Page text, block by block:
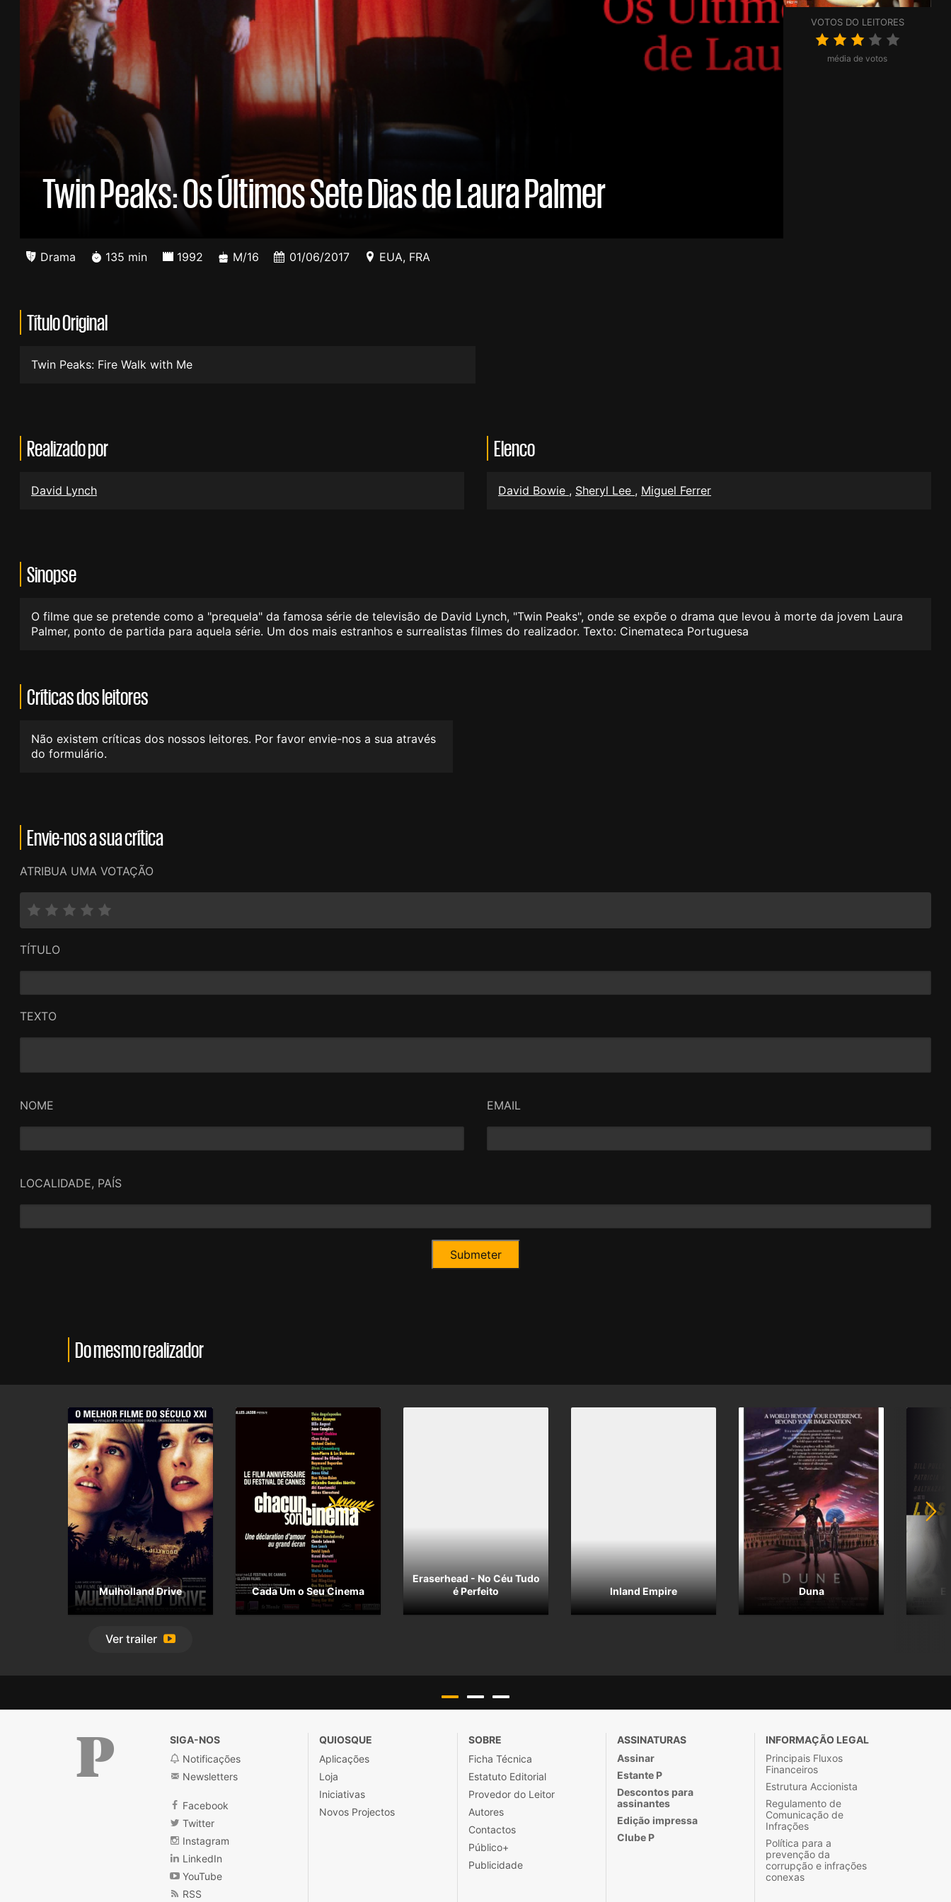
Twin Peaks: Os Últimos Sete Dias de Laura Palmer
VOTOS DO LEITORES
média de votos
Drama 135 min 1992 M/16 01/06/2017 EUA, FRA
Título Original
Twin Peaks: Fire Walk with Me
Realizado por
David Lynch
Elenco
David Bowie , Sheryl Lee , Miguel Ferrer
Sinopse
O filme que se pretende como a "prequela" da famosa série de televisão de David Lynch, "Twin Peaks", onde se expõe o drama que levou à morte da jovem Laura
Palmer, ponto de partida para aquela série. Um dos mais estranhos e surrealistas filmes do realizador. Texto: Cinemateca Portuguesa
Críticas dos leitores
Não existem críticas dos nossos leitores. Por favor envie-nos a sua através
do formulário.
Envie-nos a sua crítica
ATRIBUA UMA VOTAÇÃO
TÍTULO
TEXTO
NOME EMAIL
LOCALIDADE, PAÍS
Do mesmo realizador
Mulholland Drive
Ver trailer
Cada Um o Seu Cinema
Eraserhead - No Céu Tudo
é Perfeito
Inland Empire Duna
Público
SIGA-NOS
Notificações
Newsletters
Facebook
Twitter
Instagram
LinkedIn
YouTube
RSS
QUIOSQUE
Aplicações
Loja
Iniciativas
Novos Projectos
SOBRE
Ficha Técnica
Estatuto Editorial
Provedor do Leitor
Autores
Contactos
Público+
Publicidade
ASSINATURAS
Assinar
Estante P
Descontos para
assinantes
Edição impressa
Clube P
INFORMAÇÃO LEGAL
Principais Fluxos
Financeiros
Estrutura Accionista
Regulamento de
Comunicação de
Infrações
Política para a
prevenção da
corrupção e infrações
conexas